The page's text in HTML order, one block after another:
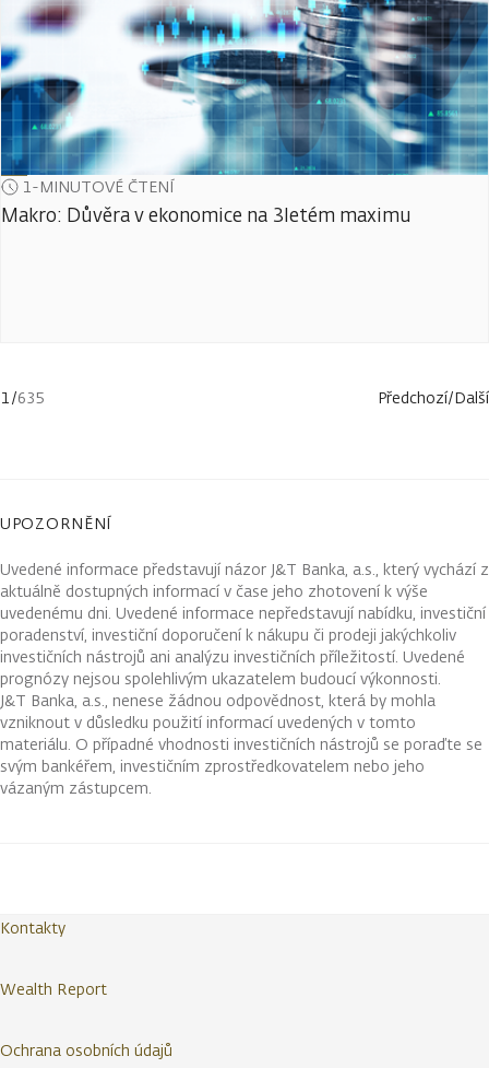
1-MINUTOVÉ ČTENÍ
Makro: Důvěra v ekonomice na 3letém maximu
1/635 Předchozí/Další
UPOZORNĚNÍ
Uvedené informace představují názor J&T Banka, a.s., který vychází z
aktuálně dostupných informací v čase jeho zhotovení k výše
uvedenému dni. Uvedené informace nepředstavují nabídku, investiční
poradenství, investiční doporučení k nákupu či prodeji jakýchkoliv
investičních nástrojů ani analýzu investičních příležitostí. Uvedené
prognózy nejsou spolehlivým ukazatelem budoucí výkonnosti.
J&T Banka, a.s., nenese žádnou odpovědnost, která by mohla
vzniknout v důsledku použití informací uvedených v tomto
materiálu. O případné vhodnosti investičních nástrojů se poraďte se
svým bankéřem, investičním zprostředkovatelem nebo jeho
vázaným zástupcem.
Kontakty
Wealth Report
Ochrana osobních údajů